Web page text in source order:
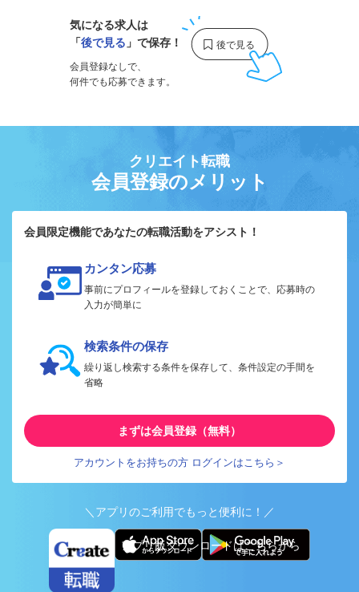
気になる求人は
「後で見る 」で保存！
会員登録なしで、
何件でも応募できます。
クリエイト転職
会員登録のメリット
会員限定機能であなたの転職活動をアシスト！
カンタン応募
事前にプロフィールを登録しておくことで、応募時の
入力が簡単に
検索条件の保存
繰り返し検索する条件を保存して、条件設定の手間を
省略
まずは会員登録（無料）
アカウントをお持ちの方 ログインはこちら＞
＼アプリのご利用でもっと便利に！／
アプリ版ダウンロードはこちらから